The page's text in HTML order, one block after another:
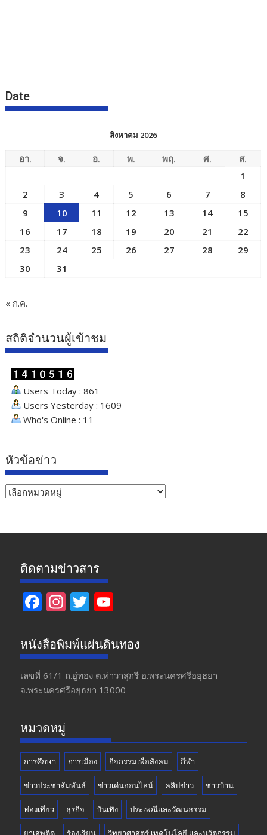
Date
สิงหาคม 2026
อา. จ. อ. พ. พฤ. ศ.
ส.
1
2
3 4 5 6 7
8
9
10 11 12 13 14
15
16
17 18 19 20 21
22
23
24 25 26 27 28
29
30
31
« ก.ค.
สถิติจำนวนผู้เข้าชม
Users Today : 861
Users Yesterday : 1609
Who's Online : 11
หัวข้อข่าว
หัวข้อ
ติดตามข่าวสาร
F
e
b
o
o
In
a
gr
a
m
T
itt
er
u
T
u
b
หนังสือพิมพ์แผ่นดินทอง
เลขที่ 61/1 ถ.อู่ทอง​ ต.​ท่าวาสุกรี​ อ.พระนครศรีอยุธยา​
จ.พระนครศรีอยุธยา 13000
หมวดหมู่
การศึกษา การเมือง กิจกรรมเพื่อสังคม กีฬา
ข่าวประชาสัมพันธ์ ข่าวเด่นออนไลน์ คลิปข่าว ชาวบ้าน
ท่องเที่ยว ธุรกิจ บันเทิง ประเพณีและวัฒนธรรม